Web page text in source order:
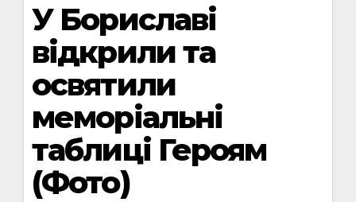
У Бориславі
відкрили та
освятили
меморіальні
таблиці Героям
(Фото)